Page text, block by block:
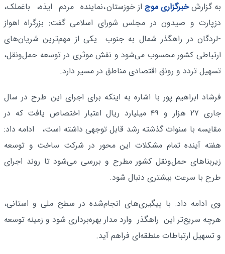
به گزارشخبرگزاری موج از خوزستان،نماینده مردم ایذه، باغملک،
دزپارت و صیدون در مجلس شورای اسلامی گفت: بزرگراه اهواز
-لردگان در راهگذر شمال به جنوب یکی از مهم‌ترین شریان‌های
ارتباطی کشور محسوب می‌شود و نقش موثری در توسعه حمل‌ونقل،
تسهیل تردد و رونق اقتصادی مناطق در مسیر دارد.
فرشاد ابراهیم پور با اشاره به اینکه برای اجرای این طرح در سال
جاری ۲۷ هزار و ۴۹ میلیارد ریال اعتبار اختصاص یافت که در
مقایسه با سنوات گذشته رشد قابل توجهی داشته است، ادامه داد:
هفته آینده تمام مشکلات این محور در شرکت ساخت و توسعه
زیربنا‌های حمل‌ونقل کشور مطرح و بررسی می‌شود تا روند اجرای
طرح با سرعت بیشتری دنبال شود.
وی ادامه داد: با پیگیری‌های انجام‌شده در سطح ملی و استانی،
هرچه سریع‌تر این راهگذر وارد مدار بهره‌برداری شود و زمینه توسعه
و تسهیل ارتباطات منطقه‌ای فراهم آید.